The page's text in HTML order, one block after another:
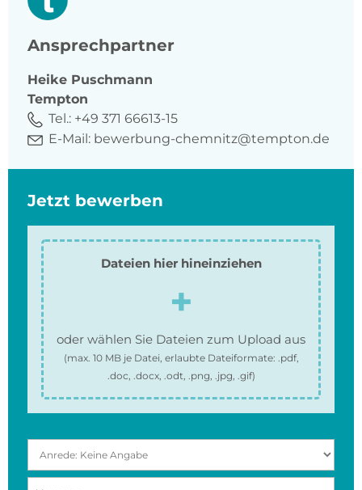
Ansprechpartner
Heike Puschmann
Tempton
Tel.: +49 371 66613-15
E-Mail: bewerbung-chemnitz@tempton.de
Jetzt bewerben
Dateien hier hineinziehen
oder wählen Sie Dateien zum Upload aus
(max. 10 MBje Datei, erlaubte Dateiformate: .pdf,
.doc, .docx, .odt, .png, .jpg, .gif)